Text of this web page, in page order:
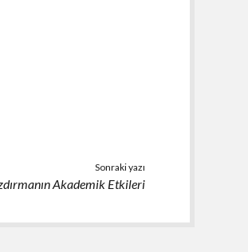
Sonraki yazı
Akademik Etkileri